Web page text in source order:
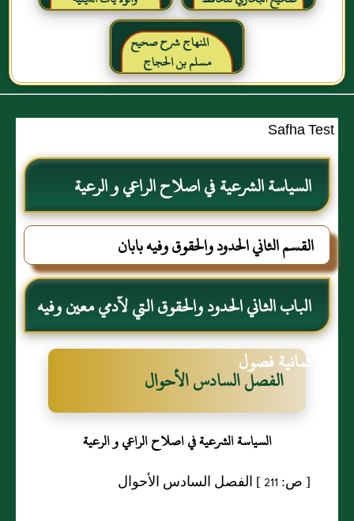
ابن حجر العسقلاني
المنهاج شرح صحيح
مسلم بن الحجاج
Safha Test
السياسة الشرعية في اصلاح الراعي و الرعية
القسم الثاني الحدود والحقوق وفيه بابان
الباب الثاني الحدود والحقوق التي لآدمي معين وفيه
ثمانية فصول
الفصل السادس الأحوال
السياسة الشرعية في اصلاح الراعي و الرعية
[ ص: 211 ] الفصل السادس الأحوال